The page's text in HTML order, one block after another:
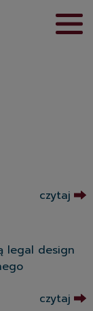
czytaj
legal design
czytaj